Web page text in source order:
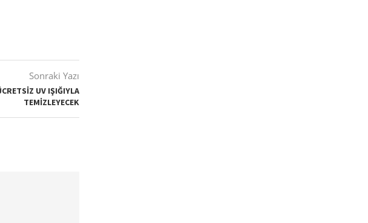
Sonraki Yazı
UV IŞIĞIYLA
TEMIZLEYECEK